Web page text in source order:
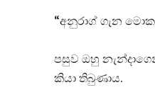
“අනුරාග් ගැන
පසුව ඔහු
කියා තිබුණාය.